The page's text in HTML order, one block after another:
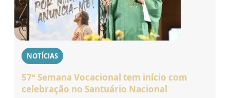
NOTÍCIAS
57ª Semana Vocacional tem início com
celebração no Santuário Nacional